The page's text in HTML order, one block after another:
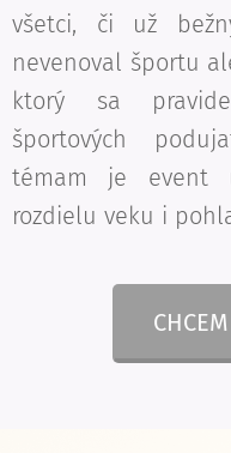
všetci, či už
nevenoval športu
ktorý sa
športových
témam je event
rozdielu veku i